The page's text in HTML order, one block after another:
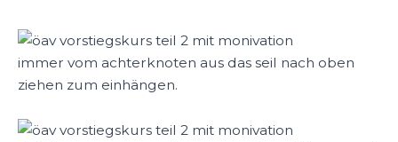
immer vom achterknoten aus das seil nach oben
ziehen zum einhängen.